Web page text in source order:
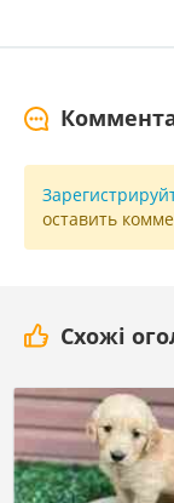
оставить
Схожі